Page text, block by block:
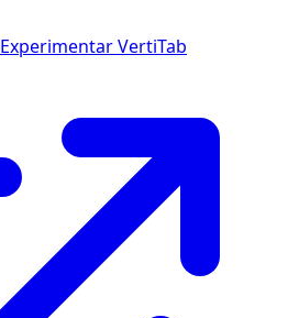
Experimentar VertiTab